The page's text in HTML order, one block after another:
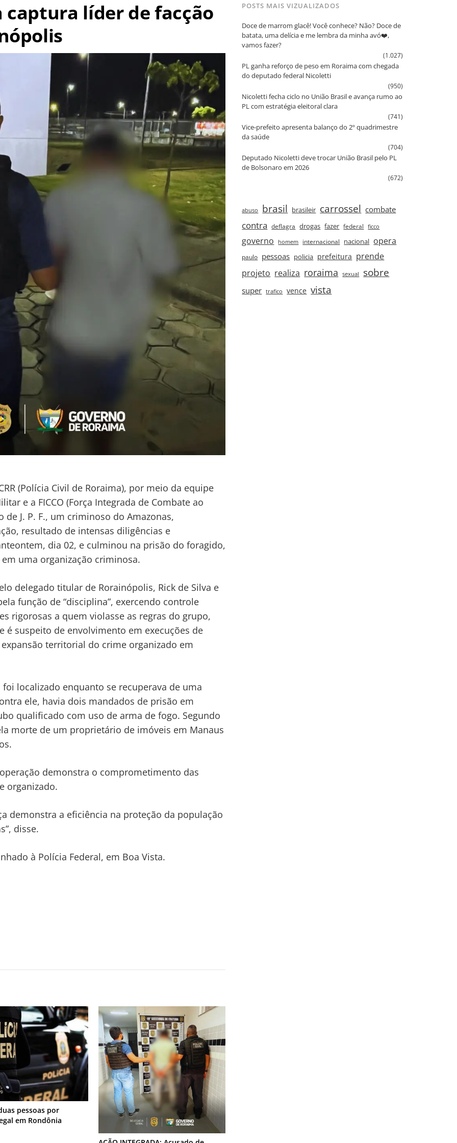
líder de facção
(Polícia Civil de Roraima), por meio da equipe
e a FICCO (Força Integrada de Combate ao
J. P. F., um criminoso do Amazonas,
resultado de intensas diligências e
dia 02, e culminou na prisão do foragido,
uma organização criminosa.
delegado titular de Rorainópolis, Rick de Silva e
função de “disciplina”, exercendo controle
rigorosas a quem violasse as regras do grupo,
suspeito de envolvimento em execuções de
territorial do crime organizado em
foi localizado enquanto se recuperava de uma
ele, havia dois mandados de prisão em
qualificado com uso de arma de fogo. Segundo
morte de um proprietário de imóveis em Manaus
demonstra o comprometimento das
organizado.
demonstra a eficiência na proteção da população
disse.
à Polícia Federal, em Boa Vista.
pessoas por
em Rondônia
POSTS MAIS VIZUALIZADOS
Doce de marrom glacê! Você conhece? Não? Doce de
batata, uma delícia e me lembra da minha avó❤️,
vamos fazer?
(1.027)
PL ganha reforço de peso em Roraima com chegada
do deputado federal Nicoletti
(950)
Nicoletti fecha ciclo no União Brasil e avança rumo ao
PL com estratégia eleitoral clara
(741)
Vice‑prefeito apresenta balanço do 2º quadrimestre
da saúde
(704)
Deputado Nicoletti deve trocar União Brasil pelo PL
de Bolsonaro em 2026
(672)
abuso brasil brasileir carrossel combate
contra deflagra drogas fazer federal ficco
governo homem internacional nacional opera
paulo pessoas policia prefeitura prende
projeto realiza roraima sexual sobre
super trafico vence vista